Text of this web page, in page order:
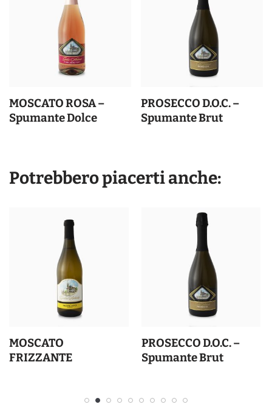
MOSCATO ROSA –
Spumante Dolce
PROSECCO D.O.C. –
Spumante Brut
Potrebbero piacerti anche:
MOSCATO
FRIZZANTE
PROSECCO D.O.C. –
Spumante Brut